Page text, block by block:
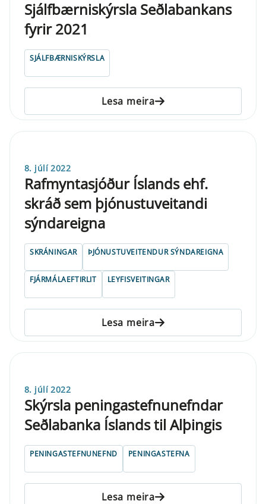
Sjálfbærniskýrsla Seðlabankans
fyrir 2021
SJÁLFBÆRNISKÝRSLA
Lesa meira
8. júlí 2022
Rafmyntasjóður Íslands ehf.
skráð sem þjónustuveitandi
sýndareigna
SKRÁNINGAR ÞJÓNUSTUVEITENDUR SÝNDAREIGNA
FJÁRMÁLAEFTIRLIT LEYFISVEITINGAR
Lesa meira
8. júlí 2022
Skýrsla peningastefnunefndar
Seðlabanka Íslands til Alþingis
PENINGASTEFNUNEFND PENINGASTEFNA
Lesa meira